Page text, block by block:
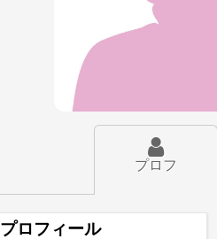
プロフ
プロフィール